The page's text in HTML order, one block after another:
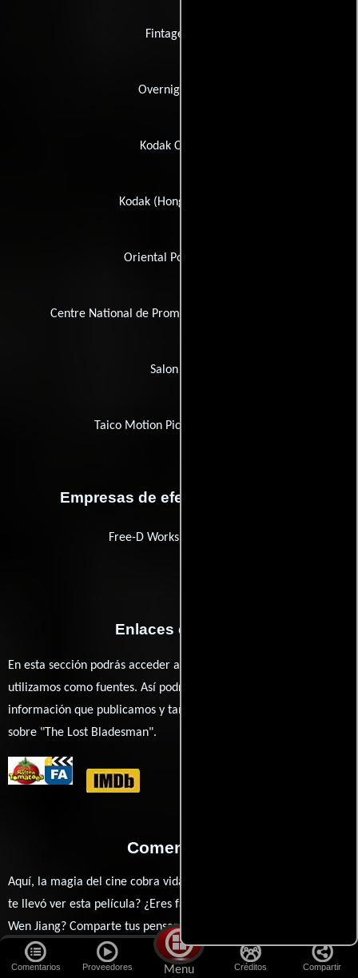
Comentarios Proveedores Menu Créditos Compartir
Fintage CAM
Overnight Films
Kodak Cinelabs
Kodak (Hong Kong) Ltd.
Oriental Post Co. Ltd.
Centre National de Promotion Culturelle et Artisti
Salon Films
Taico Motion Picture Technology
Empresas de efectos especiales
Free-D Workshop Company
Enlaces externos
En esta sección podrás acceder a los recursos externos que
utilizamos como fuentes. Así podrás chequear toda la
información que publicamos y también ampliar tu conocimiento
sobre "The Lost Bladesman".
Comentarios
Aquí, la magia del cine cobra vida a través de tus opiniones. ¿Qué
te llevó ver esta película? ¿Eres fan de Felix Chong, Donnie Yen o
Wen Jiang? Comparte tus pensamientos, emociones y críticas
sobre The Lost Bladesman. ¿Te hizo reír, llorar o reflexionar? Este
es el lugar para expresarlo. ¡No te guardes nada! Queremos